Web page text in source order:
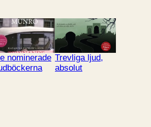
nominerade Trevliga ljud,
absolut